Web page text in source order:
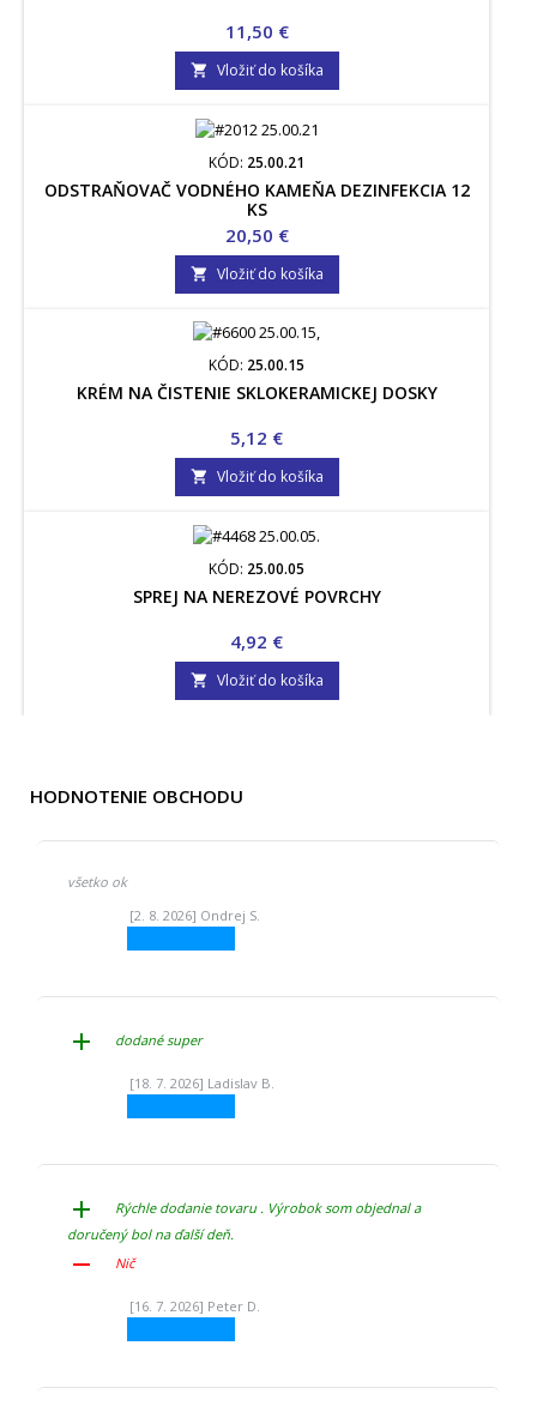
Cena
11,50 €
 Vložiť do košíka
KÓD: 25.00.21
ODSTRAŇOVAČ VODNÉHO KAMEŇA DEZINFEKCIA 12
KS
Cena
20,50 €
 Vložiť do košíka
KÓD: 25.00.15
KRÉM NA ČISTENIE SKLOKERAMICKEJ DOSKY
Cena
5,12 €
 Vložiť do košíka
KÓD: 25.00.05
SPREJ NA NEREZOVÉ POVRCHY
Cena
4,92 €
 Vložiť do košíka
HODNOTENIE OBCHODU
všetko ok
[2. 8. 2026] Ondrej S.
add dodané super
[18. 7. 2026] Ladislav B.
add
Rýchle dodanie tovaru . Výrobok som objednal a
doručený bol na ďalší deň.
remove Nič
[16. 7. 2026] Peter D.